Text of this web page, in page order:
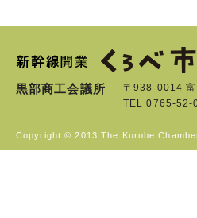
黒部商工会議所
〒938-0014
TEL 0765-
Copyright © 2013 The Kurobe